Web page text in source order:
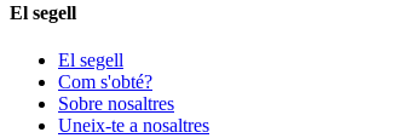
El segell
El segell
Com s'obté?
Sobre nosaltres
Uneix-te a nosaltres